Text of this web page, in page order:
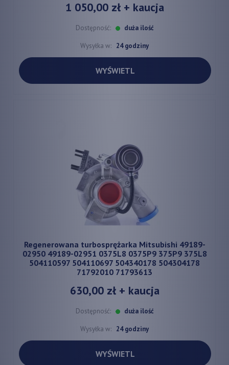
1 050,00 zł+ kaucja
Dostępność: duża ilość
Wysyłka w: 24 godziny
WYŚWIETL
Regenerowana turbosprężarka Mitsubishi 49189-
02950 49189-02951 0375L8 0375P9 375P9 375L8
504110597 504110697 504340178 504304178
71792010 71793613
630,00 zł+ kaucja
Dostępność: duża ilość
Wysyłka w: 24 godziny
WYŚWIETL